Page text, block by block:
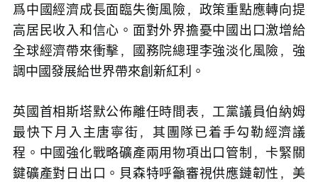
爲中國經濟成長面臨失衡風險，政策重點應轉向提
高居民收入和信心。面對外界擔憂中國出口激增給
全球經濟帶來衝擊，國務院總理李強淡化風險，強
調中國發展給世界帶來創新紅利。
英國首相斯塔默公佈離任時間表，工黨議員伯納姆
最快下月入主唐寧街，其團隊已着手勾勒經濟議
程。中國強化戰略礦產兩用物項出口管制，卡緊關
鍵礦產對日出口。貝森特呼籲審視供應鏈韌性，美